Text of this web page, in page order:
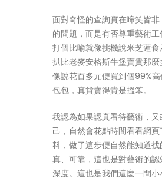
面對奇怪的查詢實在啼笑皆
的問題，而是有否尊重藝術工
打個比喻就像挑機說米芝蓮
扒比老麥安格斯牛堡賣貴那
像說花百多元便買到個99%
包包，真貨賣得貴是搵笨。
我認為如果認真看待藝術，又
己，自然會花點時間看看網
料，做了這步便自然能知道
真、可靠，這也是對藝術的
深度。這也是我們這麼一間